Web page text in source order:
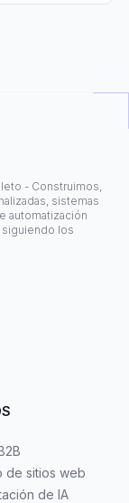
- Construimos,
sistemas
automatización
los
de sitios web
de IA